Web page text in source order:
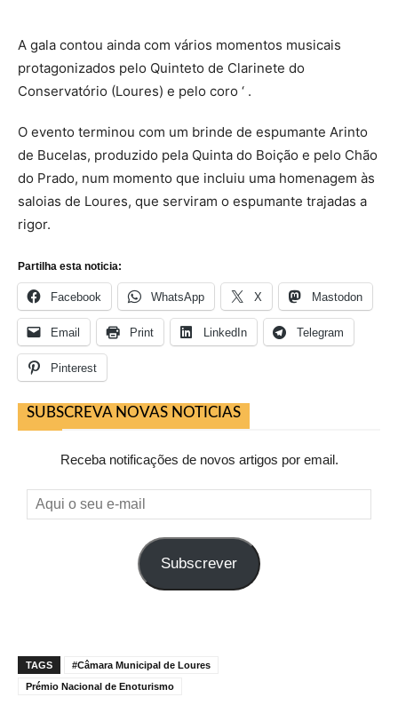
A gala contou ainda com vários momentos musicais
protagonizados pelo Quinteto de Clarinete do
Conservatório (Loures) e pelo coro ‘ .
O evento terminou com um brinde de espumante Arinto
de Bucelas, produzido pela Quinta do Boição e pelo Chão
do Prado, num momento que incluiu uma homenagem às
saloias de Loures, que serviram o espumante trajadas a
rigor.
Partilha esta noticia:
Facebook WhatsApp X Mastodon
Email Print LinkedIn Telegram
Pinterest
SUBSCREVA NOVAS NOTICIAS
Receba notificações de novos artigos por email.
Aqui
o
Subscrever
TAGS
#Câmara Municipal de Loures
Prémio Nacional de Enoturismo